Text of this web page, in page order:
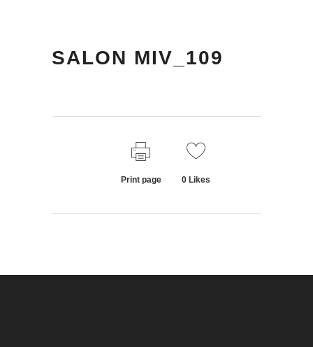
SALON MIV_109
Print page 0Likes